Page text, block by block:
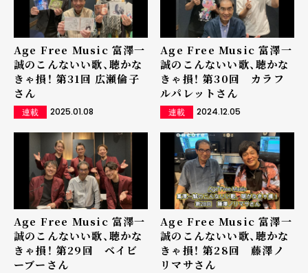
Age Free Music 富澤一
誠のこんないい歌、聴かな
きゃ損！ 第31回 広瀬倫子
さん
連載 2025.01.08
Age Free Music 富澤一
誠のこんないい歌、聴かな
きゃ損！ 第30回 カラフ
ルパレットさん
連載 2024.12.05
Age Free Music 富澤一
誠のこんないい歌、聴かな
きゃ損！ 第29回 ベイビ
ーブーさん
Age Free Music 富澤一
誠のこんないい歌、聴かな
きゃ損！ 第28回 藤澤ノ
リマサさん